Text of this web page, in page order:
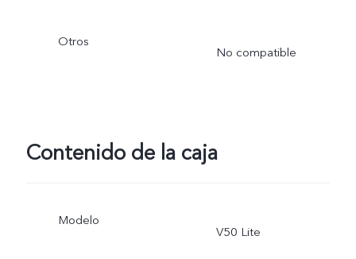
Otros
No compatible
Contenido de la caja
Modelo
V50 Lite